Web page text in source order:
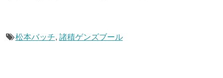
松本バッチ, 諸積ゲンズブール